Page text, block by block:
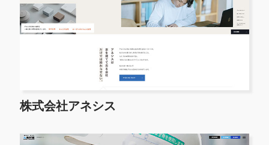
株式会社アネシス